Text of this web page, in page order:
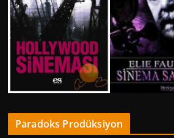
Paradoks Prodüksiyon